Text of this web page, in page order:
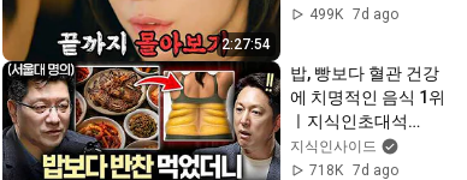
2:27:54
499K 7d ago
밥, 빵보다 혈관 건강
에 치명적인 음식 1위
ㅣ지식인초대석
EP.155 (이승훈 교수
1부)
지식인사이드
718K 7d ago